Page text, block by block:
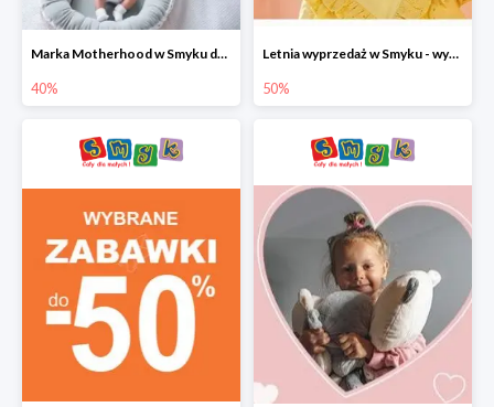
Marka Motherhood w Smyku do -40%
40%
Letnia wyprzedaż w Smyku - wybrane ubrania i buty do -50%
50%